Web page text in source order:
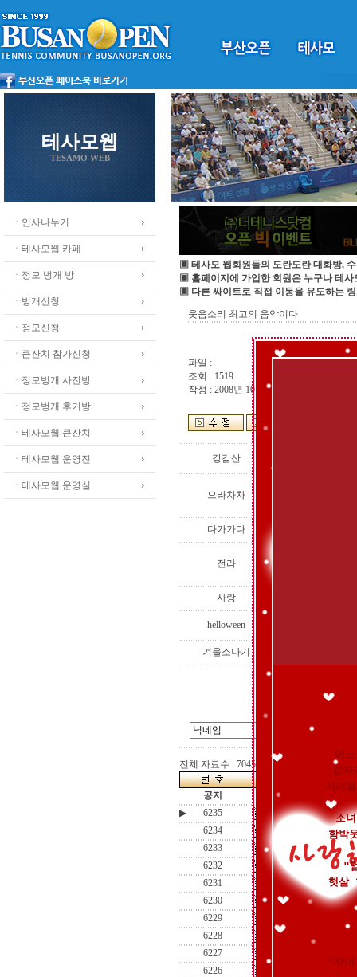
테사모웹
TESAMO WEB
ㆍ인사나누기
ㆍ테사모웹 카페
ㆍ정모 벙개 방
ㆍ벙개신청
ㆍ정모신청
ㆍ큰잔치 참가신청
ㆍ정모벙개 사진방
ㆍ정모벙개 후기방
ㆍ테사모웹 큰잔치
ㆍ테사모웹 운영진
ㆍ테사모웹 운영실
▣ 테사모 웹회원들의 도란도란 대화방,
▣ 홈페이지에 가입한 회원은 누구나 테사
▣ 다른 싸이트로 직접 이동을 유도하는
웃음소리 최고의 음악이다
어
갑
시리
소
함박
"
햇살
"자
파일 :
조회 : 1519
작성 : 2008년 10월 07일 00:44:15
강감산
으라차차
다가가다
전라
사랑
helloween
겨울소나기
전체 자료수 : 7045 건
공지
★회원정보수정(
▶
6235
웃음소리 최고의
6234
즐거운 만남이....
6233
무정세월 9월이
6232
처음만남의즐거움
6231
바람이 서늘도 하
6230
이 가을에 한가지
6229
6228
가끔 이 생각 저
6227
6226